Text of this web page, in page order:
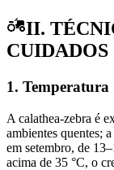
II.
CUIDADOS
1. Temperatura
A calathea-zebra é
ambientes quentes;
em setembro, de
acima de 35 °C, o